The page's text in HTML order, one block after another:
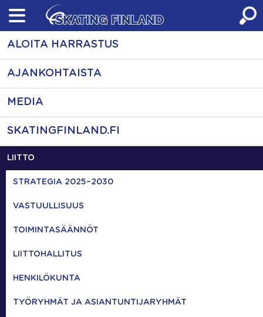
Skip
content
ALOITA HARRASTUS
AJANKOHTAISTA
MEDIA
SKATINGFINLAND.FI
LIITTO
STRATEGIA 2025–2030
VASTUULLISUUS
TOIMINTASÄÄNNÖT
LIITTOHALLITUS
HENKILÖKUNTA
TYÖRYHMÄT JA ASIANTUNTIJARYHMÄT